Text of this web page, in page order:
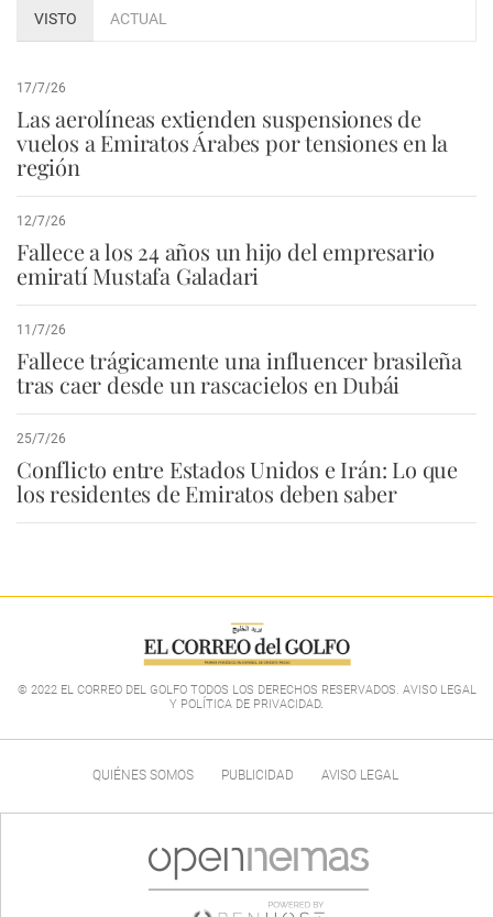
VISTO ACTUAL
17/7/26
Las aerolíneas extienden suspensiones de
vuelos a Emiratos Árabes por tensiones en la
región
12/7/26
Fallece a los 24 años un hijo del empresario
emiratí Mustafa Galadari
11/7/26
Fallece trágicamente una influencer brasileña
tras caer desde un rascacielos en Dubái
25/7/26
Conflicto entre Estados Unidos e Irán: Lo que
los residentes de Emiratos deben saber
© 2022 EL CORREO DEL GOLFO TODOS LOS DERECHOS RESERVADOS. AVISO LEGAL
Y POLÍTICA DE PRIVACIDAD.
QUIÉNES SOMOS PUBLICIDAD AVISO LEGAL